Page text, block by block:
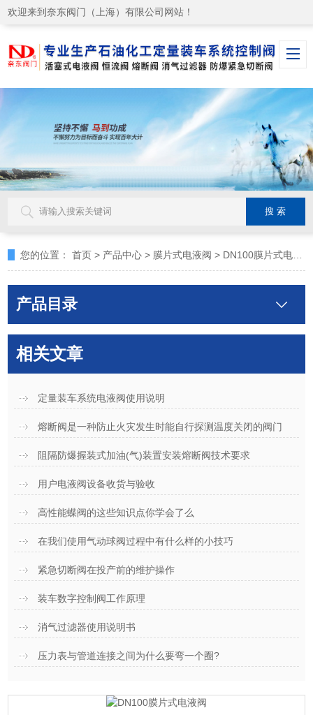
欢迎来到奈东阀门（上海）有限公司网站！
您的位置： 首页 > 产品中心 > 膜片式电液阀 > DN100膜片式电液阀
产品目录
相关文章
定量装车系统电液阀使用说明
熔断阀是一种防止火灾发生时能自行探测温度关闭的阀门
阻隔防爆握装式加油(气)装置安装熔断阀技术要求
用户电液阀设备收货与验收
高性能蝶阀的这些知识点你学会了么
在我们使用气动球阀过程中有什么样的小技巧
紧急切断阀在投产前的维护操作
装车数字控制阀工作原理
消气过滤器使用说明书
压力表与管道连接之间为什么要弯一个圈?